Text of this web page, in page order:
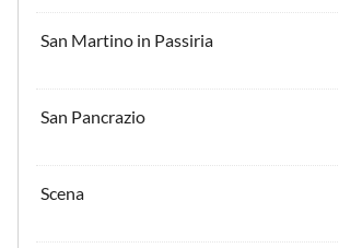
San Martino in Passiria
San Pancrazio
Scena